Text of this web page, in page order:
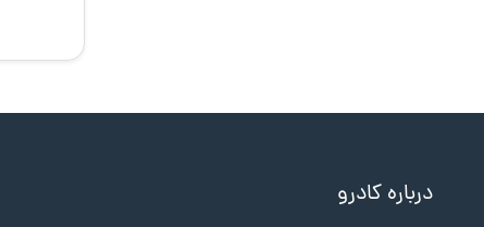
درباره کادرو